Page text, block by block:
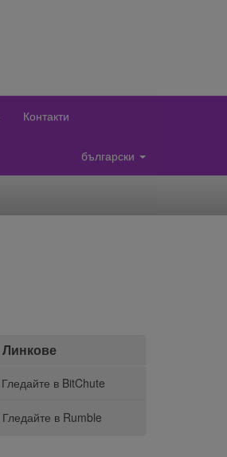
Контакти
български
Линкове
Гледайте в BitChute
Гледайте в Rumble